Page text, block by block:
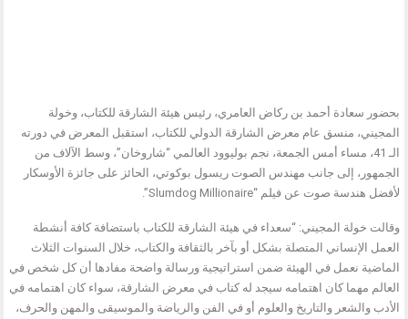
بحضور سعادة أحمد بن ركاض العامري، رئيس هيئة الشارقة للكتاب، وخولة
المجيني، منسق عام معرض الشارقة الدولي للكتاب، استقبل المعرض في دورته
الـ 41، مساء أمس الجمعة، نجم بوليوود العالمي “شاروخان”، وسط الآلاف من
الجمهور، إلى جانب مهندس الصوت ريسول بوكوتي، الحائز على جائزة الأوسكار
لأفضل هندسة صوت عن فيلم “Slumdog Millionaire”.
وقالت خولة المجيني: “سعداء في هيئة الشارقة للكتاب باستضافة كافة أنشطة
العمل الإنساني المتصلة بشكل أو بآخر بالثقافة والكتاب، خلال السنوات الثلاث
الماضية نعمل في الهيئة ضمن استراتيجية ورسالة واضحة مفادها أن كل شخص في
العالم مهما كان اهتمامه سيجد له كتاب في معرض الشارقة، سواء كان اهتمامه في
الأدب والشعر والتاريخ والعلوم أو في الفن والرياضة والموسيقى والمهن والحرف،